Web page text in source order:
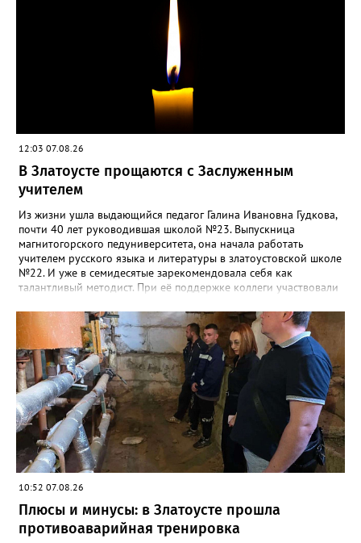
12:03 07.08.26
В Златоусте прощаются с Заслуженным
учителем
Из жизни ушла выдающийся педагог Галина Ивановна Гудкова,
почти 40 лет руководившая школой №23. Выпускница
магнитогорского педуниверситета, она начала работать
учителем русского языка и литературы в златоустовской школе
№22. И уже в семидесятые зарекомендовала себя как
талантливый методист. При её поддержке коллеги участвовали
«Благодаря её мудрому руководству в школе сформировался
сильный педагогический коллектив, объединённый общими
ценностями и любовью к своему делу. Для многих Галина
Ивановна навсегда останется не только талантливым
руководителем, но и настоящим Учителем с большой буквы», -
говорится в сообществе школы №23 во ВКонтакте. Свои
соболезнования семье Галины Ивановны выразил глава
Златоуста Олег Решетников. «Её вклад зафиксирован в
важнейших документах школы, но главное - он остался в
людях: в тех учителях, которых она поддержала, в тех
учениках, которых она вдохновила. Заслуженный учитель РФ,
«Отличник народного просвещения», обладатель медали «За
доблестный труд», Галина Ивановна оставила не только
награды и документы, но и работающий, живой механизм
школы, который продолжает жить её принципами», - говорится
в некрологе.
10:52 07.08.26
Плюсы и минусы: в Златоусте прошла
противоаварийная тренировка